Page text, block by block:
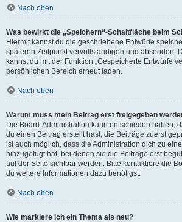
Nach oben
Was bewirkt die „Speichern“-Schaltfläche beim
Hiermit kannst du die geschriebene Entwürfe
späteren Zeitpunkt vervollständigen und absenden.
kannst du mit der Funktion „Gespeicherte Entwürfe
persönlichen Bereich erneut laden.
Nach oben
Warum muss mein Beitrag erst freigegeben
Die Board-Administration kann entschieden haben,
du einen Beitrag erstellt hast, die Beiträge zuerst
ist auch möglich, dass die Administration dich zu
hinzugefügt hat, bei denen sie die Beiträge erst
auf der Seite sichtbar werden. Bitte kontaktiere die
du weitere Informationen dazu benötigst.
Nach oben
Wie markiere ich ein Thema als neu?